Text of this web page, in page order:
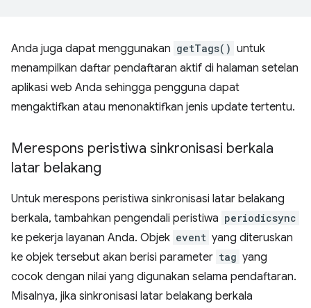
Anda juga dapat menggunakan getTags() untuk
menampilkan daftar pendaftaran aktif di halaman setelan
aplikasi web Anda sehingga pengguna dapat
mengaktifkan atau menonaktifkan jenis update tertentu.
Merespons peristiwa sinkronisasi berkala
latar belakang
Untuk merespons peristiwa sinkronisasi latar belakang
berkala, tambahkan pengendali peristiwa periodicsync
ke pekerja layanan Anda. Objek event yang diteruskan
ke objek tersebut akan berisi parameter tag yang
cocok dengan nilai yang digunakan selama pendaftaran.
Misalnya, jika sinkronisasi latar belakang berkala